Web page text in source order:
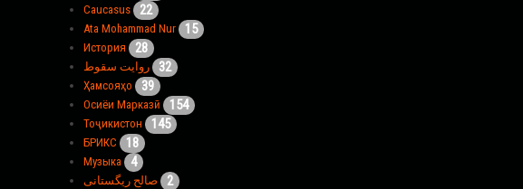
Caucasus 22
Ata Mohammad Nur 15
История 28
32
Ҳамсояҳо 39
Осиёи Марказӣ 154
Тоҷикистон 145
БРИКС 18
Музыка 4
صالح ریگستانی 2